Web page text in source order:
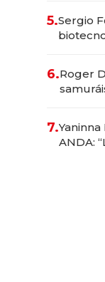
5.Sergio
6.Roger
7.
ANDA: